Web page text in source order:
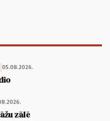
05.08.2026.
zālē